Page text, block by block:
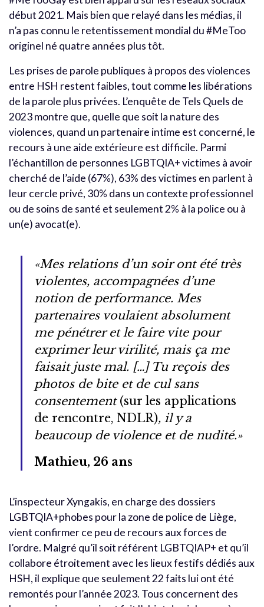
début 2021. Mais bien que relayé dans les médias, il
n’a pas connu le retentissement mondial du #MeToo
originel né quatre années plus tôt.
Les prises de parole publiques à propos des violences
entre HSH restent faibles, tout comme les libérations
de la parole plus privées. L’enquête de Tels Quels de
2023 montre que, quelle que soit la nature des
violences, quand un partenaire intime est concerné, le
recours à une aide extérieure est difficile. Parmi
l’échantillon de personnes LGBTQIA+ victimes à avoir
cherché de l’aide (67%), 63% des victimes en parlent à
leur cercle privé, 30% dans un contexte professionnel
ou de soins de santé et seulement 2% à la police ou à
un(e) avocat(e).
«Mes relations d’un soir ont été très
violentes, accompagnées d’une
notion de performance. Mes
partenaires voulaient absolument
me pénétrer et le faire vite pour
exprimer leur virilité, mais ça me
faisait juste mal. […] Tu reçois des
photos de bite et de cul sans
consentement (sur les applications
de rencontre, NDLR), il y a
beaucoup de violence et de nudité.»
Mathieu, 26 ans
L’inspecteur Xyngakis, en charge des dossiers
LGBTQIA+phobes pour la zone de police de Liège,
vient confirmer ce peu de recours aux forces de
l’ordre. Malgré qu’il soit référent LGBTQIAP+ et qu’il
collabore étroitement avec les lieux festifs dédiés aux
HSH, il explique que seulement 22 faits lui ont été
remontés pour l’année 2023. Tous concernent des